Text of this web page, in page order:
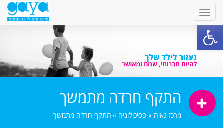
פתח סרגל נגישות
התקף חרדה מתמשך
מרכז גאיה » פסיכולוגיה » התקף חרדה מתמשך